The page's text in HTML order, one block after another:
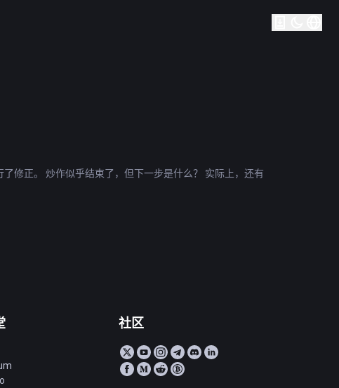
修正。 炒作似乎结束了，但下一步是什么？ 实际上，还有
社区